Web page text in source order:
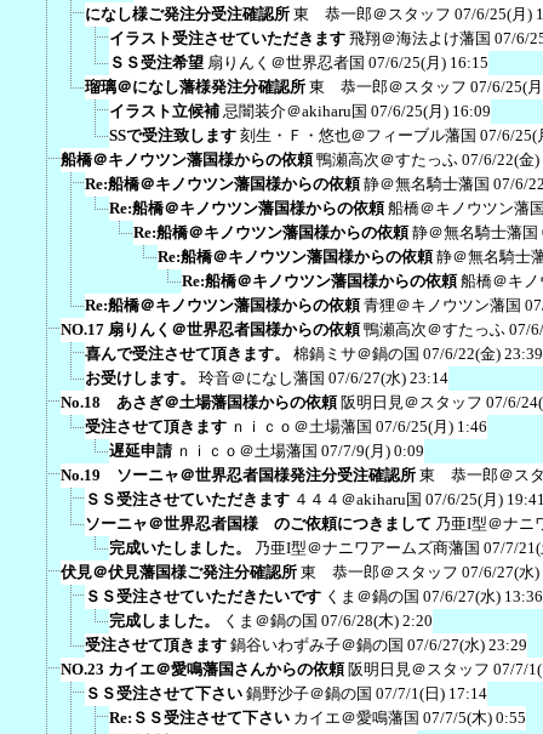
になし様ご発注分受注確認所 東 恭一郎＠スタッフ 07/6/25(月)
イラスト受注させていただきます 飛翔＠海法よけ藩国 07/6/
ＳＳ受注希望 扇りんく＠世界忍者国 07/6/25(月) 16:15
瑠璃＠になし藩様発注分確認所 東 恭一郎＠スタッフ 07/6/25(
イラスト立候補 忌闇装介＠akiharu国 07/6/25(月) 16:09
SSで受注致します 刻生・Ｆ・悠也＠フィーブル藩国 07/6/25(
船橋＠キノウツン藩国様からの依頼 鴨瀬高次＠すたっふ 07/6/22(金)
Re:船橋＠キノウツン藩国様からの依頼 静＠無名騎士藩国 07/6/
Re:船橋＠キノウツン藩国様からの依頼 船橋＠キノウツン藩
Re:船橋＠キノウツン藩国様からの依頼 静＠無名騎士藩国
Re:船橋＠キノウツン藩国様からの依頼 静＠無名騎士
Re:船橋＠キノウツン藩国様からの依頼 船橋＠キ
Re:船橋＠キノウツン藩国様からの依頼 青狸＠キノウツン藩国
NO.17 扇りんく＠世界忍者国様からの依頼 鴨瀬高次＠すたっふ 07/
喜んで受注させて頂きます。
棉鍋ミサ＠鍋の国 07/6/22(金) 23:39
お受けします。
玲音＠になし藩国 07/6/27(水) 23:14
No.18 あさぎ＠土場藩国様からの依頼 阪明日見＠スタッフ 07/6/
受注させて頂きます ｎｉｃｏ＠土場藩国 07/6/25(月) 1:46
遅延申請 ｎｉｃｏ＠土場藩国 07/7/9(月) 0:09
No.19 ソーニャ＠世界忍者国様発注分受注確認所 東 恭一郎＠ス
ＳＳ受注させていただきます ４４４＠akiharu国 07/6/25(月)
ソーニャ＠世界忍者国様 のご依頼につきまして 乃亜I型＠ナニ
完成いたしました。
乃亜I型＠ナニワアームズ商藩国 07/7/
伏見＠伏見藩国様ご発注分確認所 東 恭一郎＠スタッフ 07/6/27(水)
ＳＳ受注させていただきたいです くま＠鍋の国 07/6/27(水) 13:36
完成しました。
くま＠鍋の国 07/6/28(木) 2:20
受注させて頂きます 鍋谷いわずみ子＠鍋の国 07/6/27(水) 23:29
NO.23 カイエ＠愛鳴藩国さんからの依頼 阪明日見＠スタッフ 07/7/
ＳＳ受注させて下さい 鍋野沙子＠鍋の国 07/7/1(日) 17:14
Re:ＳＳ受注させて下さい カイエ＠愛鳴藩国 07/7/5(木) 0:55